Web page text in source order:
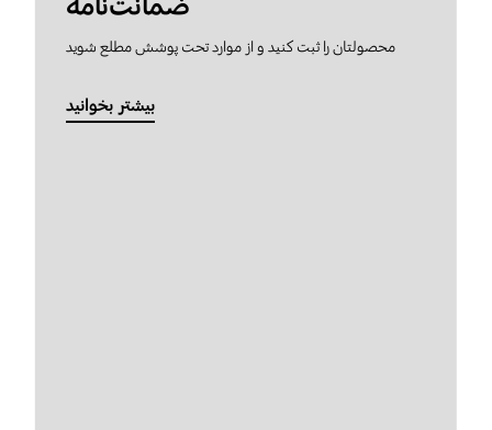
محصولتان را ثبت کنید و از موارد تحت پوشش مطلع شوید
بیشتر بخوانید